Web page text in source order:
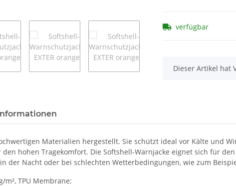
verfügbar
x
Dieser Artikel hat
Materialien hergestellt. Sie schützt ideal vor Kälte und
hohen Tragekomfort. Die Softshell-Warnjacke eignet sich für
der Nacht oder bei schlechten Wetterbedingungen, wie zum
m², TPU Membrane;